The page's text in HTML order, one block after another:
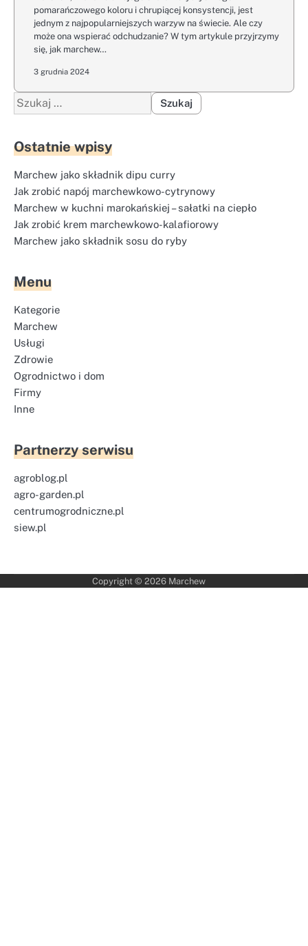
pomarańczowego koloru i chrupiącej konsystencji, jest
jednym z najpopularniejszych warzyw na świecie. Ale czy
może ona wspierać odchudzanie? W tym artykule przyjrzymy
się, jak marchew…
3 grudnia 2024
Szukaj:
Ostatnie wpisy
Marchew jako składnik dipu curry
Jak zrobić napój marchewkowo-cytrynowy
Marchew w kuchni marokańskiej – sałatki na ciepło
Jak zrobić krem marchewkowo-kalafiorowy
Marchew jako składnik sosu do ryby
Menu
Kategorie
Marchew
Usługi
Zdrowie
Ogrodnictwo i dom
Firmy
Inne
Partnerzy serwisu
agroblog.pl
agro-garden.pl
centrumogrodniczne.pl
siew.pl
Copyright © 2026 Marchew